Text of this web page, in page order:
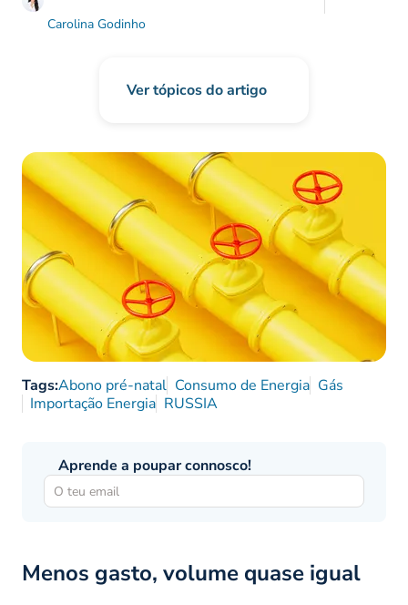
Carolina Godinho
Ver tópicos do artigo
Tags:Abono pré-natal Consumo de Energia Gás
Importação Energia RUSSIA
Aprende a poupar connosco!
Menos gasto, volume quase igual